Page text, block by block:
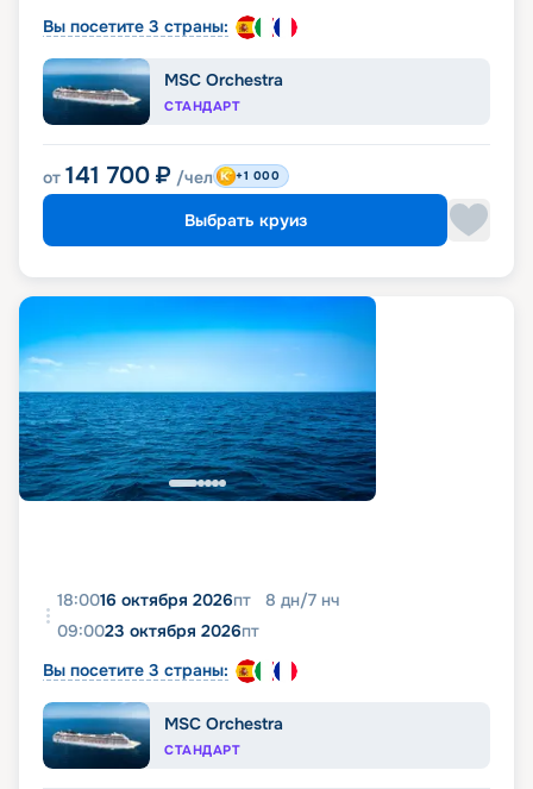
Вы посетите 3 страны:
MSC Orchestra
СТАНДАРТ
от 141 700 ₽ /чел +1 000
Выбрать круиз
18:0016 октября 2026пт 8 дн/7 нч
09:0023 октября 2026пт
Вы посетите 3 страны:
MSC Orchestra
СТАНДАРТ